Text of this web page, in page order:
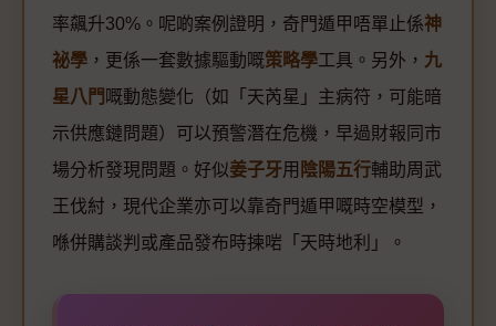
率飆升30%。呢啲案例證明，奇門遁甲唔單止係神
祕學 ，更係一套數據驅動嘅策略學工具。另外， 九
星八門 嘅動態變化（如「天芮星」主病符，可能暗
示供應鏈問題）可以預警潛在危機，早過財報同市
場分析發現問題。好似姜子牙用 陰陽五行輔助周武
王伐紂，現代企業亦可以靠奇門遁甲嘅時空模型，
喺併購談判或產品發布時揀啱「天時地利」。